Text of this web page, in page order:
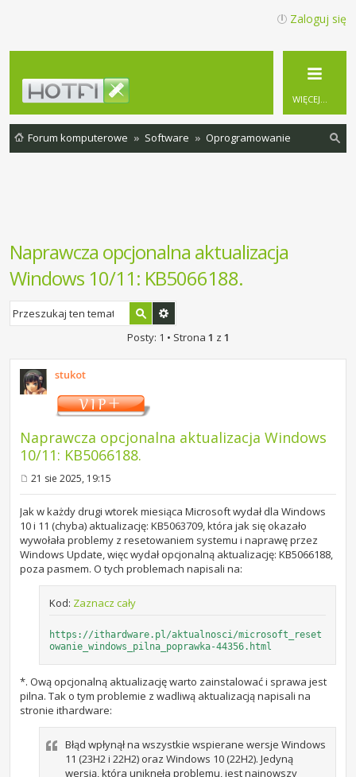
Zaloguj się
WIĘCEJ…
Forum komputerowe Software
Oprogramowanie
Naprawcza opcjonalna aktualizacja
Windows 10/11: KB5066188.
Posty: 1 • Strona 1 z 1
stukot
Naprawcza opcjonalna aktualizacja Windows
10/11: KB5066188.
o
s
t
21 sie 2025, 19:15
Jak w każdy drugi wtorek miesiąca Microsoft wydał dla Windows
10 i 11 (chyba) aktualizację: KB5063709, która jak się okazało
wywołała problemy z resetowaniem systemu i naprawę przez
Windows Update, więc wydał opcjonalną aktualizację: KB5066188,
poza pasmem. O tych problemach napisali na:
Kod: Zaznacz cały
https://ithardware.pl/aktualnosci/microsoft_reset
owanie_windows_pilna_poprawka-44356.html
*. Ową opcjonalną aktualizację warto zainstalować i sprawa jest
pilna. Tak o tym problemie z wadliwą aktualizacją napisali na
stronie ithardware:
Błąd wpłynął na wszystkie wspierane wersje Windows
11 (23H2 i 22H2) oraz Windows 10 (22H2). Jedyną
wersją, która uniknęła problemu, jest najnowszy